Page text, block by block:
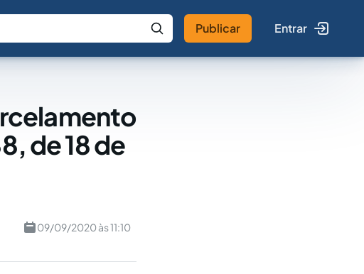
com a IA Buscar no Jus
Publicar Entrar
de 18 de
09/09/2020 às 11:10